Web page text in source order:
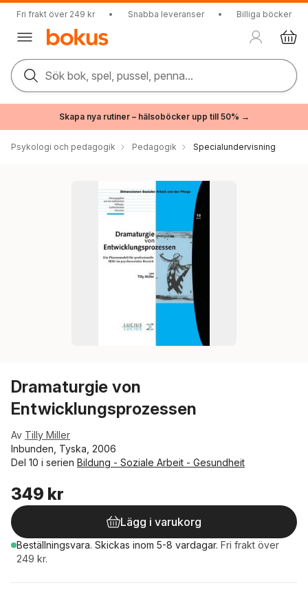
Fri frakt över 249 kr • Snabba leveranser • Billiga böcker
Sök bok, spel, pussel, penna...
Skapa nya rutiner – hälsoböcker upp till 50% →
Psykologi och pedagogik Pedagogik Specialundervisning
Dramaturgie von
Entwicklungsprozessen
Av Tilly Miller
Inbunden, Tyska, 2006
Del 10 i serien Bildung - Soziale Arbeit - Gesundheit
349 kr
Lägg i varukorg
Beställningsvara. Skickas inom 5-8 vardagar. Fri frakt över
249 kr.